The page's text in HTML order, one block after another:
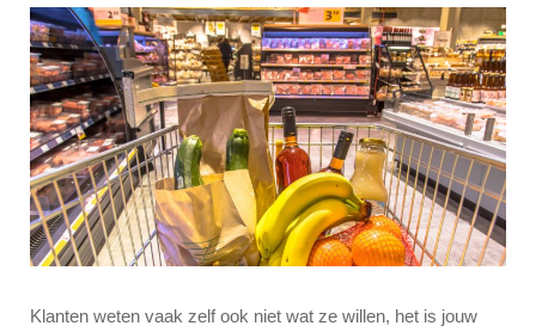
Klanten weten vaak zelf ook niet wat ze willen, het is jouw